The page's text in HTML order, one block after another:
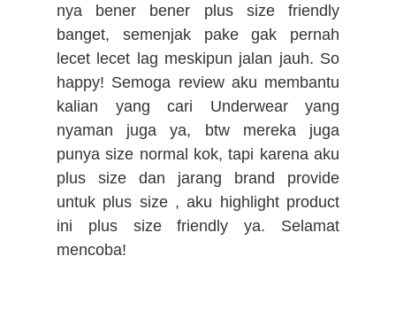
nya bener bener plus size friendly
banget, semenjak pake gak pernah
lecet lecet lag meskipun jalan jauh. So
happy! Semoga review aku membantu
kalian yang cari Underwear yang
nyaman juga ya, btw mereka juga
punya size normal kok, tapi karena aku
plus size dan jarang brand provide
untuk plus size , aku highlight product
ini plus size friendly ya. Selamat
mencoba!